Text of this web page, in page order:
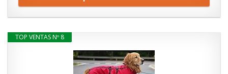
TOP VENTAS Nº 8